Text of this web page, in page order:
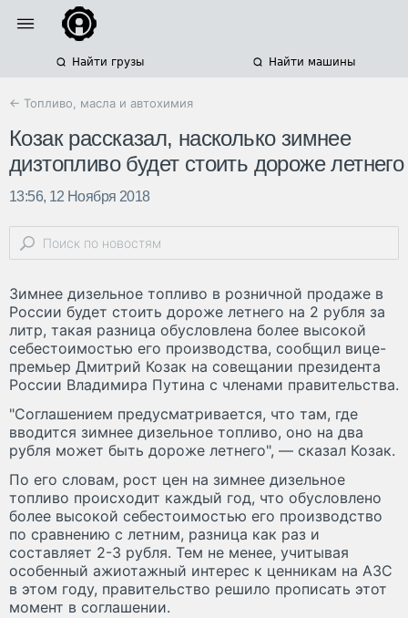
Найти грузы Найти машины
← Топливо, масла и автохимия
Козак рассказал, насколько зимнее
дизтопливо будет стоить дороже летнего
13:56, 12 Ноября 2018
Зимнее дизельное топливо в розничной продаже в
России будет стоить дороже летнего на 2 рубля за
литр, такая разница обусловлена более высокой
себестоимостью его производства, сообщил вице-
премьер Дмитрий Козак на совещании президента
России Владимира Путина с членами правительства.
"Соглашением предусматривается, что там, где
вводится зимнее дизельное топливо, оно на два
рубля может быть дороже летнего", — сказал Козак.
По его словам, рост цен на зимнее дизельное
топливо происходит каждый год, что обусловлено
более высокой себестоимостью его производство
по сравнению с летним, разница как раз и
составляет 2-3 рубля. Тем не менее, учитывая
особенный ажиотажный интерес к ценникам на АЗС
в этом году, правительство решило прописать этот
момент в соглашении.